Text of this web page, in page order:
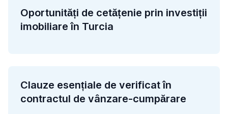
Oportunități de cetățenie prin investiții
imobiliare în Turcia
Clauze esențiale de verificat în
contractul de vânzare-cumpărare